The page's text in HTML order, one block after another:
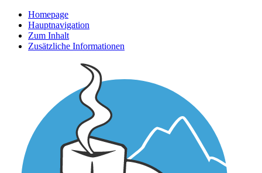
Homepage
Hauptnavigation
Zum Inhalt
Zusätzliche Informationen